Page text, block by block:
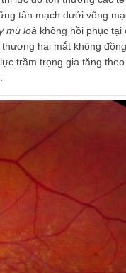
tân mạch dưới võng
mù loà không hồi phục
hai mắt không
trầm trọng gia tăng theo